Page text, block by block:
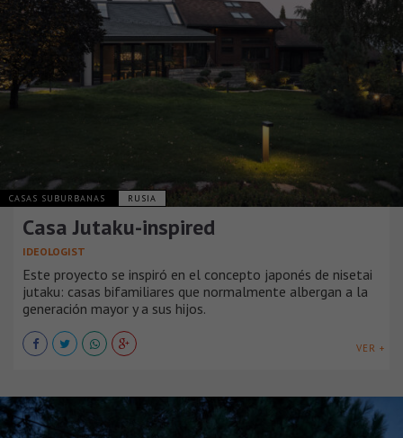
CASAS SUBURBANAS RUSIA
Casa Jutaku-inspired
IDEOLOGIST
Este proyecto se inspiró en el concepto japonés de nisetai
jutaku: casas bifamiliares que normalmente albergan a la
generación mayor y a sus hijos.
VER +